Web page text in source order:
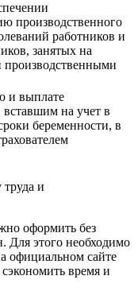
производственного
работников и
занятых на
и выплате
на учет в
беременности, в
и
оформить без
Для этого необходимо
официальном сайте
время и